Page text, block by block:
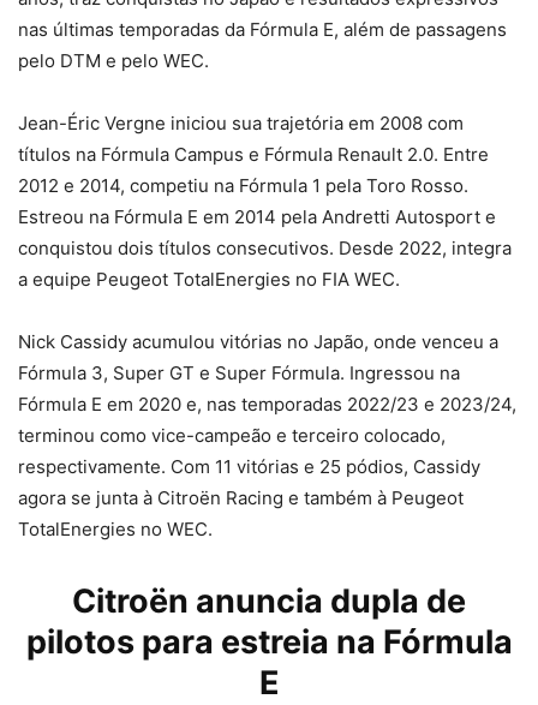
nas últimas temporadas da Fórmula E, além de passagens
pelo DTM e pelo WEC.
Jean-Éric Vergne iniciou sua trajetória em 2008 com
títulos na Fórmula Campus e Fórmula Renault 2.0. Entre
2012 e 2014, competiu na Fórmula 1 pela Toro Rosso.
Estreou na Fórmula E em 2014 pela Andretti Autosport e
conquistou dois títulos consecutivos. Desde 2022, integra
a equipe Peugeot TotalEnergies no FIA WEC.
Nick Cassidy acumulou vitórias no Japão, onde venceu a
Fórmula 3, Super GT e Super Fórmula. Ingressou na
Fórmula E em 2020 e, nas temporadas 2022/23 e 2023/24,
terminou como vice-campeão e terceiro colocado,
respectivamente. Com 11 vitórias e 25 pódios, Cassidy
agora se junta à Citroën Racing e também à Peugeot
TotalEnergies no WEC.
Citroën anuncia dupla de
pilotos para estreia na Fórmula
E